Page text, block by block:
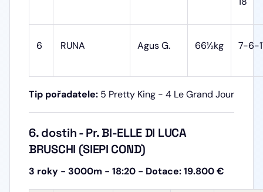
6 RUNA Agus G. 66½kg 7-6-
Tip pořadatele: 5 Pretty King - 4 Le Grand Jour
6. dostih - Pr. BI-ELLE DI LUCA
BRUSCHI (SIEPI COND)
3 roky - 3000m - 18:20 - Dotace: 19.800 €